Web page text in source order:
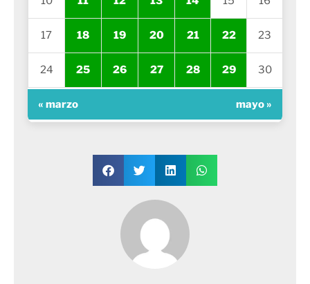
17 18 19 20 21 22 23
24 25 26 27 28 29 30
« marzo mayo »